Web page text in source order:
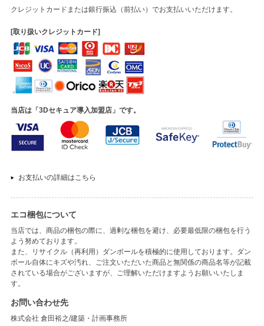
クレジットカードまたは銀行振込（前払い）でお支払いいただけます。
[取り扱いクレジットカード]
当店は「3Dセキュア導入加盟店」です。
お支払いの詳細はこちら
エコ梱包について
当店では、商品の梱包の際に、過剰な梱包を避け、必要最低限の梱包を行う
よう努めております。
また、リサイクル（再利用）ダンボールを積極的に使用しております。ダン
ボール自体にキズや汚れ、ご注文いただいた商品と無関係の商品名等が記載
されている場合がございますが、ご理解いただけますようお願いいたしま
す。
お問い合わせ先
株式会社 倉田裕之/建築・計画事務所